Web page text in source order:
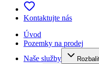
Kontaktujte nás
Úvod
Pozemky na prodej
Naše služby